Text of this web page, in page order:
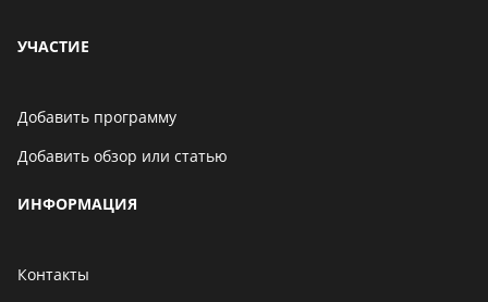
УЧАСТИЕ
Добавить программу
Добавить обзор или статью
ИНФОРМАЦИЯ
Контакты